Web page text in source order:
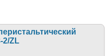
2/ZL